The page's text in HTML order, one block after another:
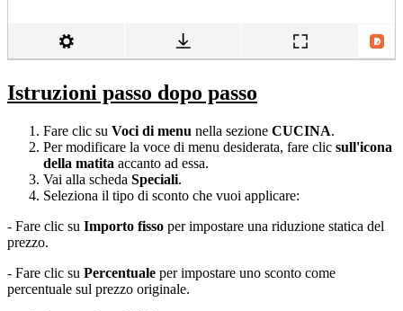
Istruzioni passo dopo passo
Fare clic su Voci di menu nella sezione CUCINA.
Per modificare la voce di menu desiderata, fare clic sull'icona
della matita accanto ad essa.
Vai alla scheda Speciali.
Seleziona il tipo di sconto che vuoi applicare:
- Fare clic su Importo fisso per impostare una riduzione statica del
prezzo.
- Fare clic su Percentuale per impostare uno sconto come
percentuale sul prezzo originale.